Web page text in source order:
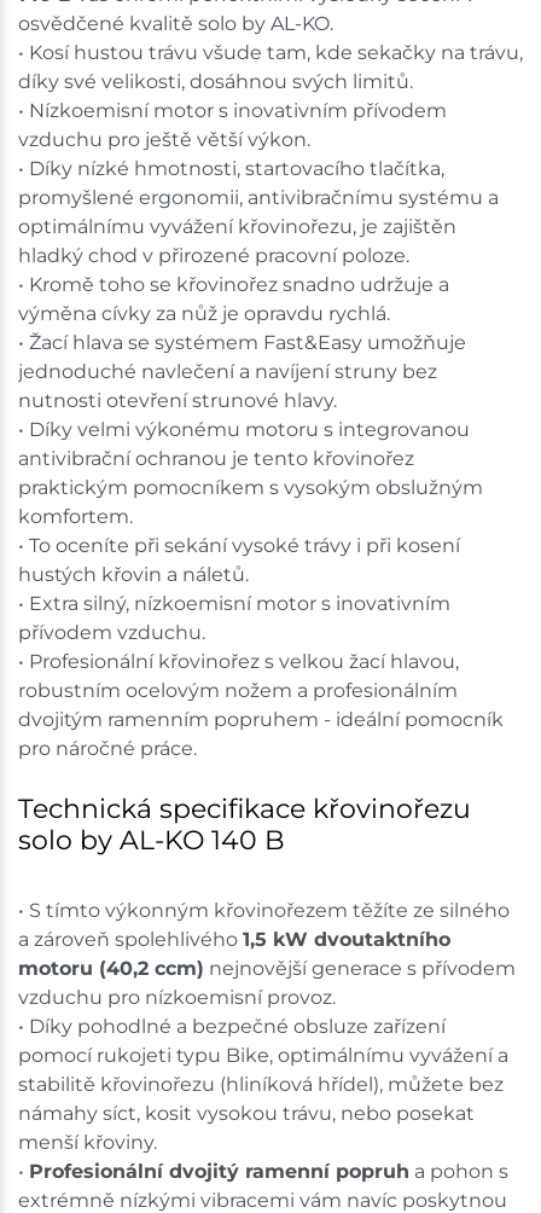
osvědčené kvalitě solo by AL-KO.
• Kosí hustou trávu všude tam, kde sekačky na trávu,
díky své velikosti, dosáhnou svých limitů.
• Nízkoemisní motor s inovativním přívodem
vzduchu pro ještě větší výkon.
• Díky nízké hmotnosti, startovacího tlačítka,
promyšlené ergonomii, antivibračnímu systému a
optimálnímu vyvážení křovinořezu, je zajištěn
hladký chod v přirozené pracovní poloze.
• Kromě toho se křovinořez snadno udržuje a
výměna cívky za nůž je opravdu rychlá.
• Žací hlava se systémem Fast&Easy umožňuje
jednoduché navlečení a navíjení struny bez
nutnosti otevření strunové hlavy.
• Díky velmi výkonému motoru s integrovanou
antivibrační ochranou je tento křovinořez
praktickým pomocníkem s vysokým obslužným
komfortem.
• To oceníte při sekání vysoké trávy i při kosení
hustých křovin a náletů.
• Extra silný, nízkoemisní motor s inovativním
přívodem vzduchu.
• Profesionální křovinořez s velkou žací hlavou,
robustním ocelovým nožem a profesionálním
dvojitým ramenním popruhem - ideální pomocník
pro náročné práce.
Technická specifikace křovinořezu
solo by AL-KO 140 B
• S tímto výkonným křovinořezem těžíte ze silného
a zároveň spolehlivého 1,5 kW dvoutaktního
motoru (40,2 ccm) nejnovější generace s přívodem
vzduchu pro nízkoemisní provoz.
• Díky pohodlné a bezpečné obsluze zařízení
pomocí rukojeti typu Bike, optimálnímu vyvážení a
stabilitě křovinořezu (hliníková hřídel), můžete bez
námahy síct, kosit vysokou trávu, nebo posekat
menší křoviny.
• Profesionální dvojitý ramenní popruh a pohon s
extrémně nízkými vibracemi vám navíc poskytnou